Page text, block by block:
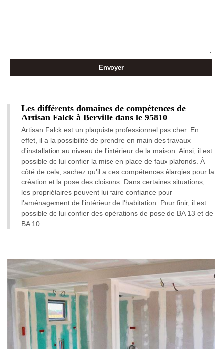
Les différents domaines de compétences de
Artisan Falck à Berville dans le 95810
Artisan Falck est un plaquiste professionnel pas cher. En
effet, il a la possibilité de prendre en main des travaux
d'installation au niveau de l'intérieur de la maison. Ainsi, il est
possible de lui confier la mise en place de faux plafonds. À
côté de cela, sachez qu'il a des compétences élargies pour la
création et la pose des cloisons. Dans certaines situations,
les propriétaires peuvent lui faire confiance pour
l'aménagement de l'intérieur de l'habitation. Pour finir, il est
possible de lui confier des opérations de pose de BA 13 et de
BA 10.